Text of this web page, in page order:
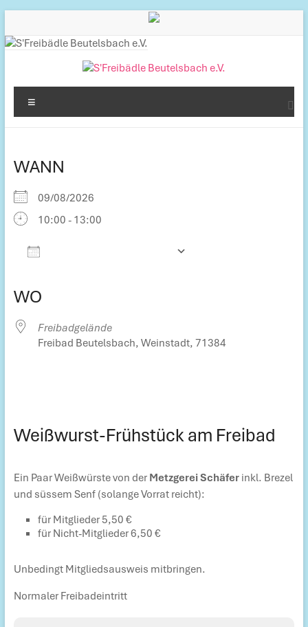
Inhalt
springen
S'Freibädle
Beutelsbach
Betreiber
des
Freibads
in
WANN
09/08/2026
10:00 - 13:00
WO
Freibadgelände
Freibad Beutelsbach, Weinstadt, 71384
Weißwurst-Frühstück am Freibad
Ein Paar Weißwürste von der Metzgerei Schäferinkl. Brezel
und süssem Senf (solange Vorrat reicht):
für Mitglieder 5,50 €
für Nicht-Mitglieder 6,50 €
Unbedingt Mitgliedsausweis mitbringen.
Normaler Freibadeintritt